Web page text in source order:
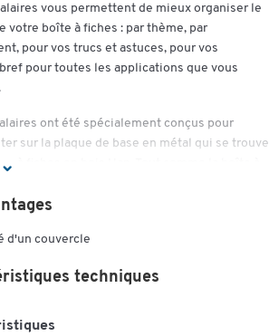
vous permettent de mieux organiser le
votre boîte à fiches : par thème, par
pour vos trucs et astuces, pour vos
pour toutes les applications que vous
ont été spécialement conçus pour
sur la plaque de base en métal qui se trouve
à fiches en bois Han. Tout comme la boîte à
clair et sont donc visuellement assortis.
la boutique Schaefer : Différents formats sont
à fiches.
d'un couvercle
techniques